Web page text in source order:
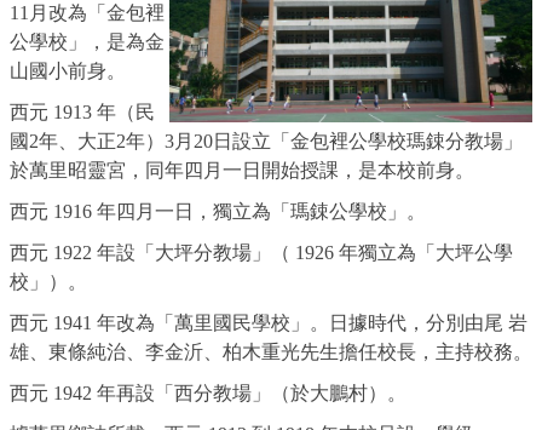
公職人員利益衝突迴避專區
萬里月報
萬小附幼教保中心
11月改為「金包裡
公學校」，是為金
山國小前身。
西元 1913 年（民
國2年、大正2年）3月20日設立「金包裡公學校瑪鋉分教場」
於萬里昭靈宮，同年四月一日開始授課，是本校前身。
西元 1916 年四月一日，獨立為「瑪鋉公學校」。
西元 1922 年設「大坪分教場」（ 1926 年獨立為「大坪公學
校」）。
西元 1941 年改為「萬里國民學校」。日據時代，分別由尾 岩
雄、東條純治、李金沂、柏木重光先生擔任校長，主持校務。
西元 1942 年再設「西分教場」（於大鵬村）。